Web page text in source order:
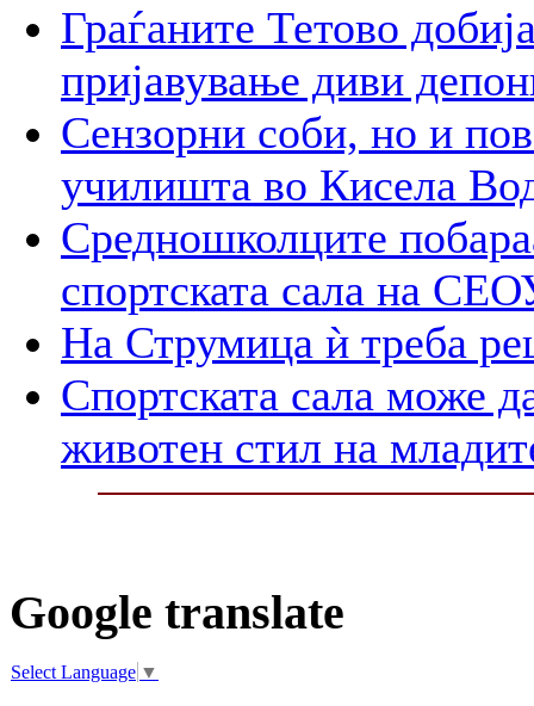
Граѓаните Тетово
пријавување диви
Сензорни соби, но и
училишта во Кисела
Средношколците
спортската сала на
На Струмица ѝ треба
Спортската сала може
животен стил на
Google translate
Select Language ▼